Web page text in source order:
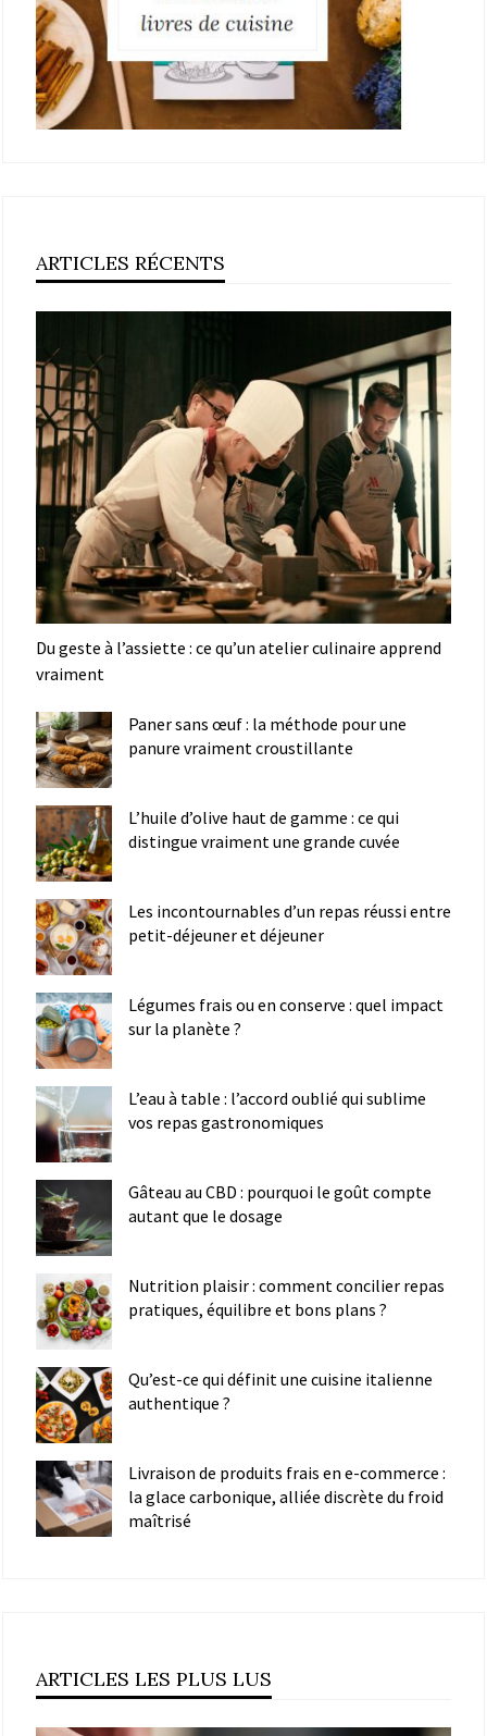
ARTICLES RÉCENTS
Du geste à l’assiette : ce qu’un atelier culinaire apprend
vraiment
Paner sans œuf : la méthode pour une
panure vraiment croustillante
L’huile d’olive haut de gamme : ce qui
distingue vraiment une grande cuvée
Les incontournables d’un repas réussi entre
petit-déjeuner et déjeuner
Légumes frais ou en conserve : quel impact
sur la planète ?
L’eau à table : l’accord oublié qui sublime
vos repas gastronomiques
Gâteau au CBD : pourquoi le goût compte
autant que le dosage
Nutrition plaisir : comment concilier repas
pratiques, équilibre et bons plans ?
Qu’est-ce qui définit une cuisine italienne
authentique ?
Livraison de produits frais en e-commerce :
la glace carbonique, alliée discrète du froid
maîtrisé
ARTICLES LES PLUS LUS